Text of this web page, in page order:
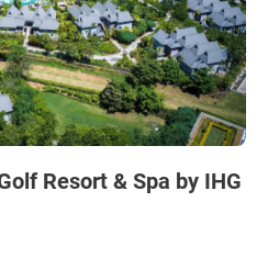
Resort & Spa by IHG